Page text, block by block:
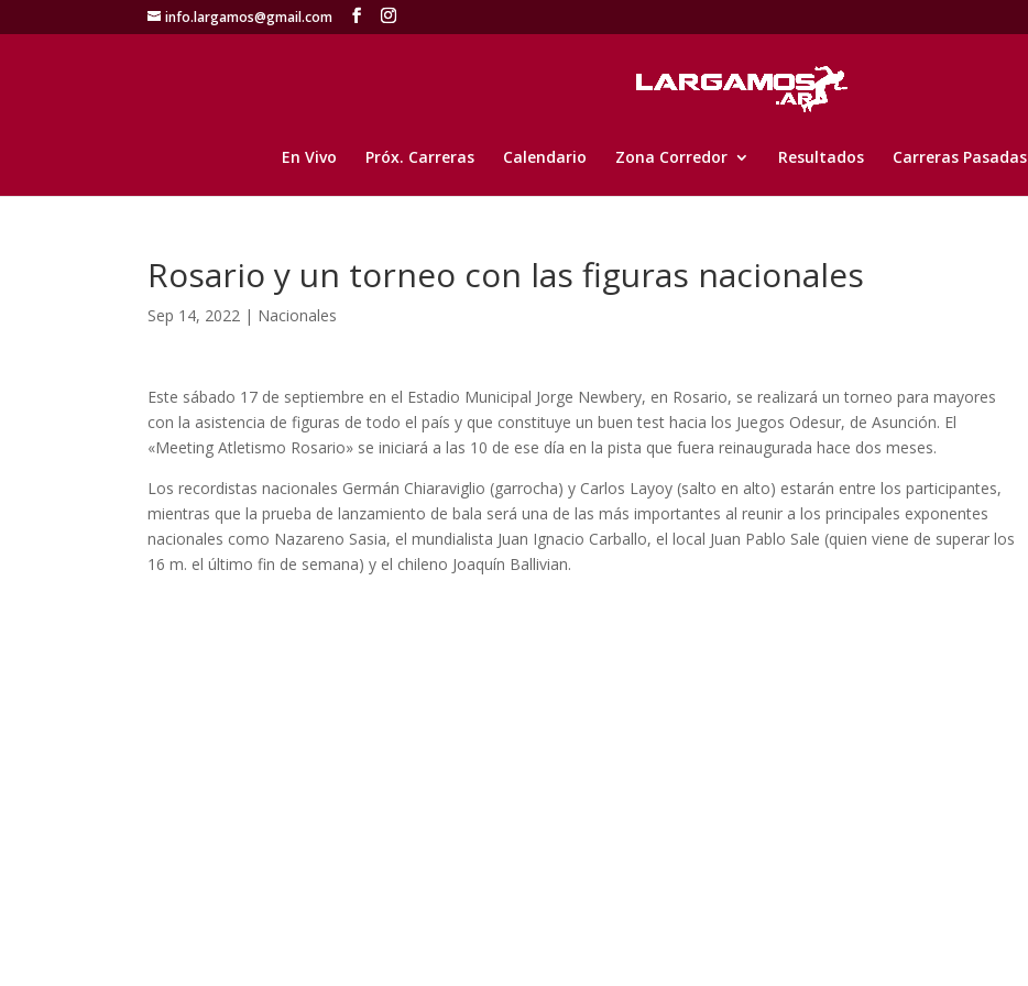
info.largamos@gmail.com
En Vivo Próx. Carreras Calendario Zona Corredor Resultados Carreras Pasadas
Rosario y un torneo con las figuras nacionales
Sep 14, 2022 | Nacionales
Este sábado 17 de septiembre en el Estadio Municipal Jorge Newbery, en Rosario, se realizará un torneo para mayores
con la asistencia de figuras de todo el país y que constituye un buen test hacia los Juegos Odesur, de Asunción. El
«Meeting Atletismo Rosario» se iniciará a las 10 de ese día en la pista que fuera reinaugurada hace dos meses.
Los recordistas nacionales Germán Chiaraviglio (garrocha) y Carlos Layoy (salto en alto) estarán entre los participantes,
mientras que la prueba de lanzamiento de bala será una de las más importantes al reunir a los principales exponentes
nacionales como Nazareno Sasia, el mundialista Juan Ignacio Carballo, el local Juan Pablo Sale (quien viene de superar los
16 m. el último fin de semana) y el chileno Joaquín Ballivian.